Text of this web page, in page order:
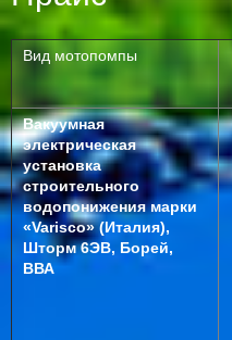
Вид мотопомпы
Вакуумная
электрическая
установка
строительного
водопонижениямарки
«Varisco» (Италия),
Шторм 6ЭВ, Борей,
ВВА